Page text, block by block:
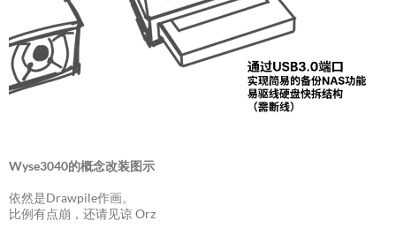
Wyse3040的概念改装图示
依然是Drawpile作画。
比例有点崩，还请见谅 Orz